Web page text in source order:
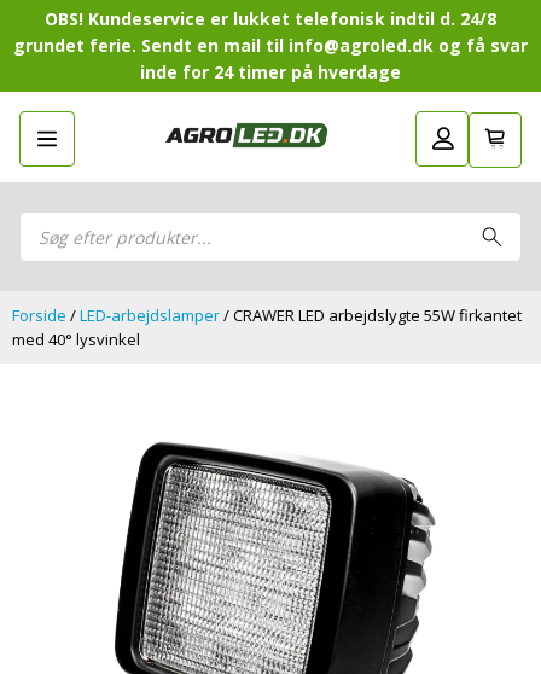
OBS! Kundeservice er lukket telefonisk indtil d. 24/8
grundet ferie. Sendt en mail til info@agroled.dk og få svar
inde for 24 timer på hverdage
Products
search
LED-Guide
Sammensæt din egen LED-pakke.
LED-arbejdslamper
LED-barer og fjernlys
LED-baglygter
LED-rotorblink og blitzblink
LED-Belysningssæt
LED-sprøjtebelysning
LED-fordelspakker til traktorer
LED-armaturer og LED-værkstedslys
Stik, kabelbindere og relæer til traktor
og landbrug
Agroled Blog
Gå tilbage
LED-
Sammensæt din egen LED-
LED-arbejdslamper
LED-barer og fjernlys
LED-baglygter
LED-rotorblink og blitzblink
LED-Belysningssæt
LED-sprøjtebelysning
LED-fordelspakker til traktorer
LED-armaturer og LED-værkstedslys
Stik, kabelbindere og relæer til traktor og
Forside /LED-arbejdslamper/ CRAWER LED arbejdslygte 55W firkantet
med 40° lysvinkel